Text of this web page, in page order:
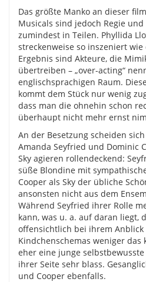
Das größte Manko an dieser
Musicals sind jedoch Regie
zumindest in Teilen. Phyllida
streckenweise so inszeniert
Ergebnis sind Akteure, die
übertreiben – „over-acting“
englischsprachigen Raum.
kommt dem Stück nur wenig
dass man die ohnehin schon
überhaupt nicht mehr ernst
An der Besetzung scheiden
Amanda Seyfried und Dominic
Sky agieren rollendeckend:
süße Blondine mit
Cooper als Sky der übliche
ansonsten nicht aus dem
Während Seyfried ihrer Rolle
kann, was u. a. auf daran liegt,
offensichtlich bei ihrem Anblick
Kindchenschemas weniger das
eher eine junge
ihrer Seite sehr blass.
und Cooper ebenfalls.